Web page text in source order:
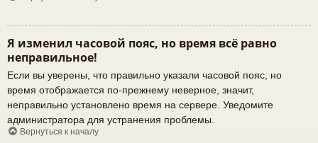
Я изменил часовой пояс, но время всё равно
неправильное!
Если вы уверены, что правильно указали часовой пояс, но
время отображается по-прежнему неверное, значит,
неправильно установлено время на сервере. Уведомите
администратора для устранения проблемы.
Вернуться к началу